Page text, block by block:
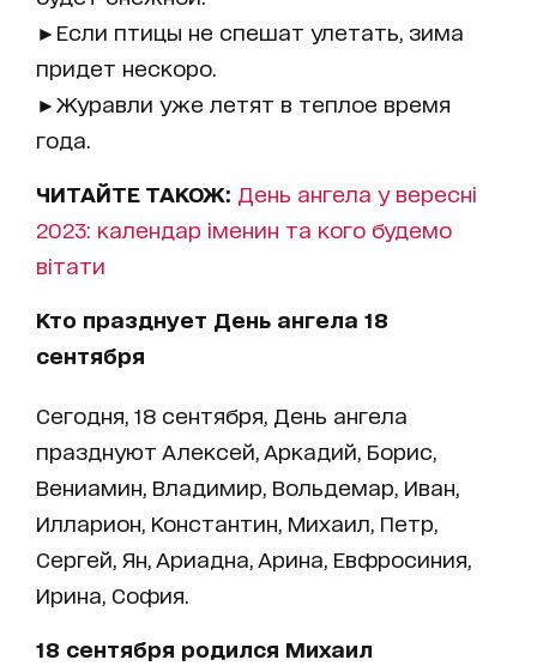
►Если птицы не спешат улетать, зима
придет нескоро.
►Журавли уже летят в теплое время
года.
ЧИТАЙТЕ ТАКОЖ: День ангела у вересні
2023: календар іменин та кого будемо
вітати
Кто празднует День ангела 18
сентября
Сегодня, 18 сентября, День ангела
празднуют Алексей, Аркадий, Борис,
Вениамин, Владимир, Вольдемар, Иван,
Илларион, Константин, Михаил, Петр,
Сергей, Ян, Ариадна, Арина, Евфросиния,
Ирина, София.
18 сентября родился Михаил